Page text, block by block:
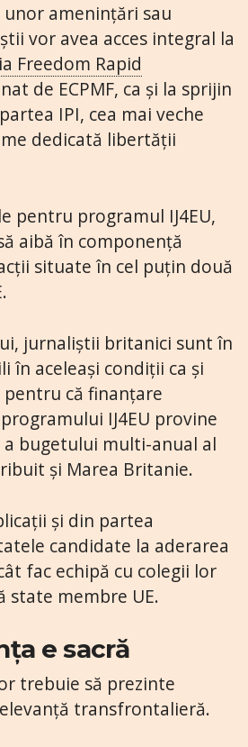
amenințări sau
vor avea acces integral la
Freedom Rapid
de ECPMF, ca și la sprijin
IPI, cea mai veche
dedicată libertății
pentru programul IJ4EU,
aibă în componență
situate în cel puțin două
jurnaliștii britanici sunt în
în aceleași condiții ca și
pentru că finanțare
IJ4EU provine
bugetului multi-anual al
și Marea Britanie.
și din partea
candidate la aderarea
fac echipă cu colegii lor
state membre UE.
e sacră
trebuie să prezinte
transfrontalieră.